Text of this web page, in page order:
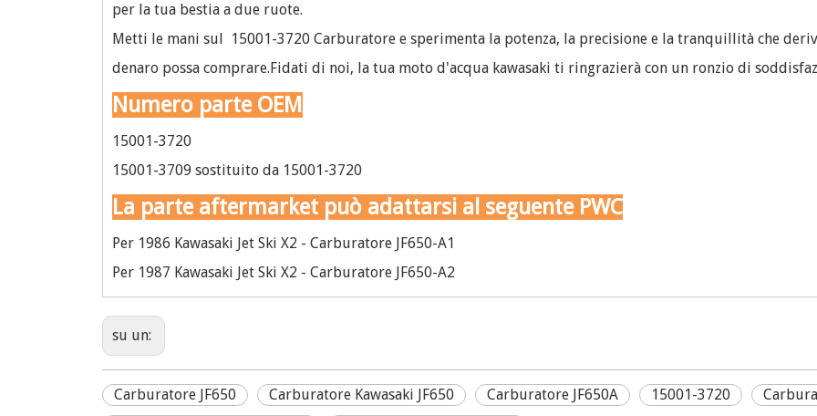
per la tua bestia a due ruote.
Metti le mani sul 15001-3720 Carburatore e sperimenta la potenza, la precisione e la tranquillità che
denaro possa comprare.Fidati di noi, la tua moto d'acqua kawasaki ti ringrazierà con un ronzio di
Numero parte OEM
15001-3720
15001-3709 sostituito da 15001-3720
La parte aftermarket può adattarsi al seguente PWC
Per 1986 Kawasaki Jet Ski X2 - Carburatore JF650-A1
Per 1987 Kawasaki Jet Ski X2 - Carburatore JF650-A2
su un:
Carburatore JF650 Carburatore Kawasaki JF650 Carburatore JF650A 15001-3720